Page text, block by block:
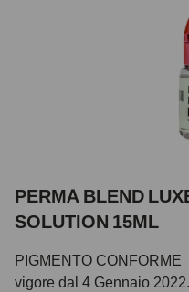
PERMA BLEND
SOLUTION 15ML
PIGMENTO
vigore dal 4 Gennaio